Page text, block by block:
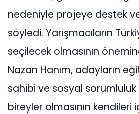
nedeniyle projeye destek
söyledi. Yarışmacıların
seçilecek olmasının
Nazan Hanım, adayların
sahibi ve sosyal sorumluluk
bireyler olmasının